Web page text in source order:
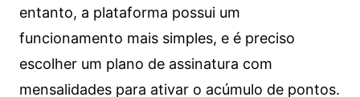
entanto, a plataforma possui um
funcionamento mais simples, e é preciso
escolher um plano de assinatura com
mensalidades para ativar o acúmulo de pontos.